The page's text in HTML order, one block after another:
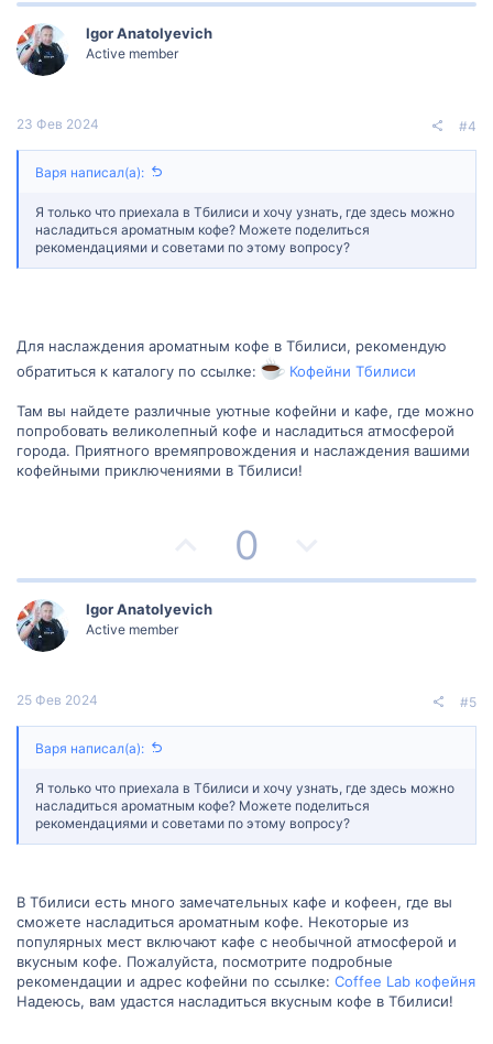
з
и
в
н
ы
г
о
л
о
и
в
н
ы
г
о
л
Igor Anatolyevich
Active member
23 Фев 2024 #4
Варя написал(а):
Я только что приехала в Тбилиси и хочу узнать, где здесь можно
насладиться ароматным кофе? Можете поделиться
рекомендациями и советами по этому вопросу?
Для наслаждения ароматным кофе в Тбилиси, рекомендую
обратиться к каталогу по ссылке:
Кофейни Тбилиси
Там вы найдете различные уютные кофейни и кафе, где можно
попробовать великолепный кофе и насладиться атмосферой
города. Приятного времяпровождения и наслаждения вашими
кофейными приключениями в Тбилиси!
о
з
и
в
н
ы
й
г
о
л
0
е
и
в
н
ы
й
г
о
л
Igor Anatolyevich
Active member
25 Фев 2024 #5
Варя написал(а):
Я только что приехала в Тбилиси и хочу узнать, где здесь можно
насладиться ароматным кофе? Можете поделиться
рекомендациями и советами по этому вопросу?
В Тбилиси есть много замечательных кафе и кофеен, где вы
сможете насладиться ароматным кофе. Некоторые из
популярных мест включают кафе с необычной атмосферой и
вкусным кофе. Пожалуйста, посмотрите подробные
рекомендации и адрес кофейни по ссылке: Coffee Lab кофейня
Надеюсь, вам удастся насладиться вкусным кофе в Тбилиси!